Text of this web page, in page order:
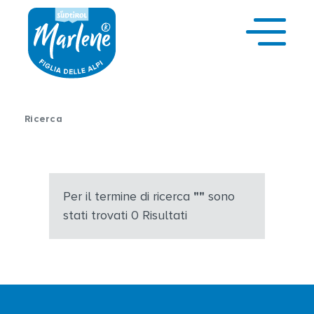
Ricerca
Per il termine di ricerca "" sono
stati trovati 0 Risultati